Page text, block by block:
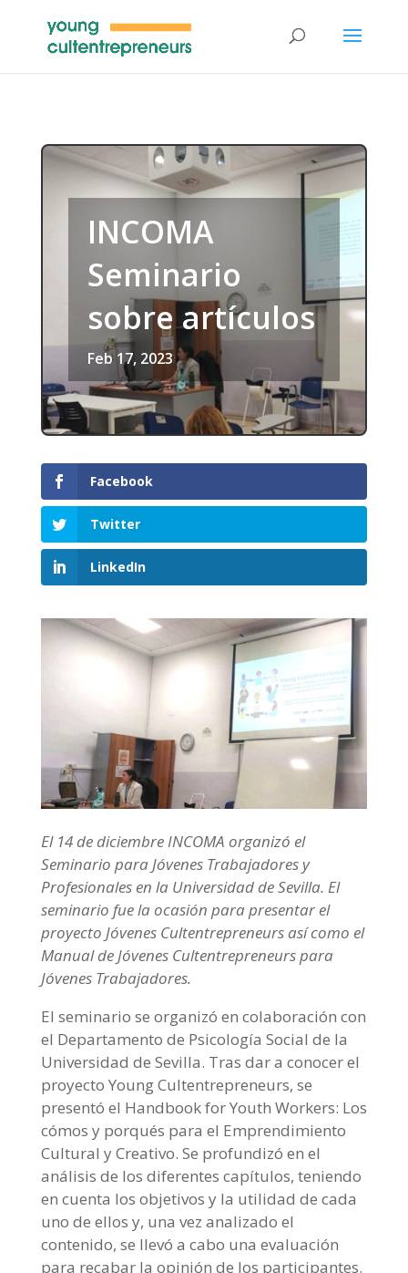
INCOMA
Seminario
sobre artículos
Feb 17, 2023
Facebook
Twitter
LinkedIn
El 14 de diciembre INCOMA organizó el
Seminario para Jóvenes Trabajadores y
Profesionales en la Universidad de Sevilla. El
seminario fue la ocasión para presentar el
proyecto Jóvenes Cultentrepreneurs así como el
Manual de Jóvenes Cultentrepreneurs para
Jóvenes Trabajadores.
El seminario se organizó en colaboración con
el Departamento de Psicología Social de la
Universidad de Sevilla. Tras dar a conocer el
proyecto Young Cultentrepreneurs, se
presentó el Handbook for Youth Workers: Los
cómos y porqués para el Emprendimiento
Cultural y Creativo. Se profundizó en el
análisis de los diferentes capítulos, teniendo
en cuenta los objetivos y la utilidad de cada
uno de ellos y, una vez analizado el
contenido, se llevó a cabo una evaluación
para recabar la opinión de los participantes.